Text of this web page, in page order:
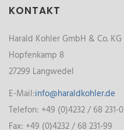
KONTAKT
Harald Kohler GmbH & Co. KG
Hopfenkamp 8
27299 Langwedel
E-Mail:info@haraldkohler.de
Telefon: +49 (0)4232 / 68 231-0
Fax: +49 (0)4232 / 68 231-99